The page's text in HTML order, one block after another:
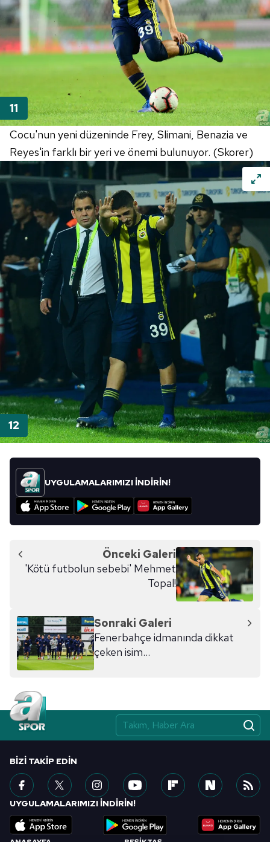
Cocu'nun yeni düzeninde Frey, Slimani, Benazia ve
Reyes'in farklı bir yeri ve önemi bulunuyor. (Skorer)
UYGULAMALARIMIZI İNDİRİN!
Önceki Galeri
'Kötü futbolun sebebi' Mehmet
Topal!
Sonraki Galeri
Fenerbahçe idmanında dikkat
çeken isim...
BIZI TAKIP EDIN
UYGULAMALARIMIZI İNDİRİN!